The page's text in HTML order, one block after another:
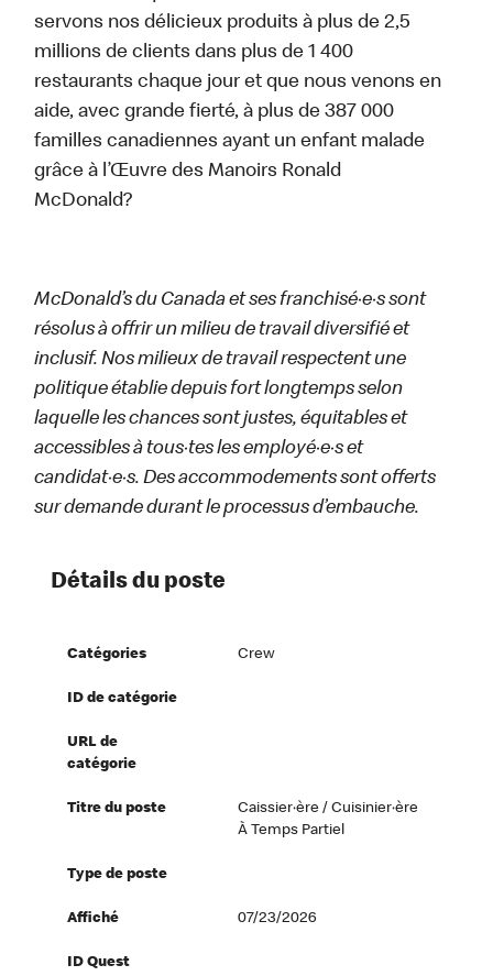
servons nos délicieux produits à plus de 2,5
millions de clients dans plus de 1 400
restaurants chaque jour et que nous venons en
aide, avec grande fierté, à plus de 387 000
familles canadiennes ayant un enfant malade
grâce à l’Œuvre des Manoirs Ronald
McDonald?
McDonald’s du Canada et ses franchisé·e·s sont
résolus à offrir un milieu de travail diversifié et
inclusif. Nos milieux de travail respectent une
politique établie depuis fort longtemps selon
laquelle les chances sont justes, équitables et
accessibles à tous·tes les employé·e·s et
candidat·e·s. Des accommodements sont offerts
sur demande durant le processus d’embauche.
Détails du poste
Catégories Crew
ID de catégorie
URL de
catégorie
Titre du poste
Caissier·ère / Cuisinier·ère
À Temps Partiel
Type de poste
Affiché 07/23/2026
ID Quest